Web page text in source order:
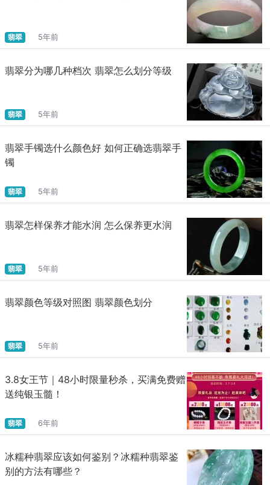
翡翠 5年前
翡翠分为哪几种档次 翡翠怎么划分等级
翡翠 5年前
翡翠手镯选什么颜色好 如何正确选翡翠手
镯
翡翠 5年前
翡翠怎样保养才能水润 怎么保养更水润
翡翠 5年前
翡翠颜色等级对照图 翡翠颜色划分
翡翠 5年前
3.8女王节｜48小时限量秒杀，买满免费赠
送纯银玉髓！
翡翠 6年前
冰糯种翡翠应该如何鉴别？冰糯种翡翠鉴
别的方法有哪些？